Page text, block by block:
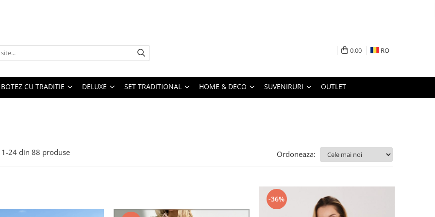
0,00 RO
BOTEZ CU TRADITIE DELUXE SET TRADITIONAL HOME & DECO SUVENIRURI OUTLET
1-24 din 88 produse Ordoneaza:
-36%